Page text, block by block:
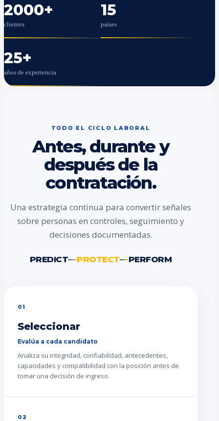
2000+
clientes
15
países
25+
años de experiencia
TODO EL CICLO LABORAL
Antes, durante y
después de la
contratación.
Una estrategia continua para convertir señales
sobre personas en controles, seguimiento y
decisiones documentadas.
PREDICT PROTECT PERFORM
01
Seleccionar
Evalúa a cada candidato
Analiza su integridad, confiabilidad, antecedentes,
capacidades y compatibilidad con la posición antes de
tomar una decisión de ingreso.
02